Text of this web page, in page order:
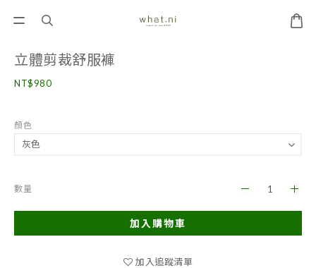
立體剪裁舒服褲
NT$980
顏色
數量
加入購物車
加入追蹤清單